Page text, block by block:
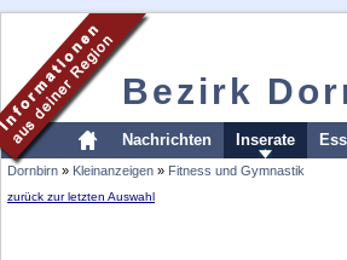
Bezirk
Nachrichten Inserate
Dornbirn » Kleinanzeigen » Fitness und Gymnastik
zurück zur letzten Auswahl